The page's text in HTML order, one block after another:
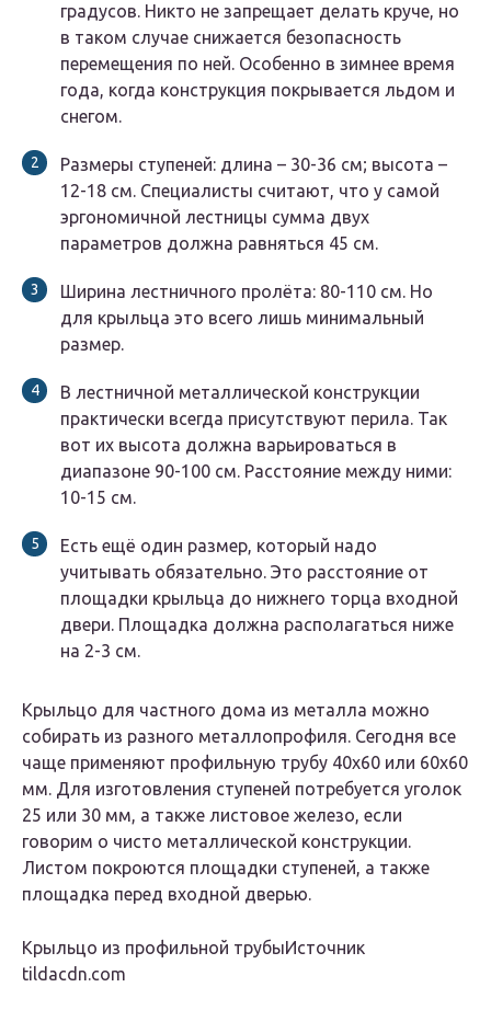
градусов. Никто не запрещает делать круче, но
в таком случае снижается безопасность
перемещения по ней. Особенно в зимнее время
года, когда конструкция покрывается льдом и
снегом.
Размеры ступеней: длина – 30-36 см; высота –
12-18 см. Специалисты считают, что у самой
эргономичной лестницы сумма двух
параметров должна равняться 45 см.
Ширина лестничного пролёта: 80-110 см. Но
для крыльца это всего лишь минимальный
размер.
В лестничной металлической конструкции
практически всегда присутствуют перила. Так
вот их высота должна варьироваться в
диапазоне 90-100 см. Расстояние между ними:
10-15 см.
Есть ещё один размер, который надо
учитывать обязательно. Это расстояние от
площадки крыльца до нижнего торца входной
двери. Площадка должна располагаться ниже
на 2-3 см.
Крыльцо для частного дома из металла можно
собирать из разного металлопрофиля. Сегодня все
чаще применяют профильную трубу 40х60 или 60х60
мм. Для изготовления ступеней потребуется уголок
25 или 30 мм, а также листовое железо, если
говорим о чисто металлической конструкции.
Листом покроются площадки ступеней, а также
площадка перед входной дверью.
Крыльцо из профильной трубыИсточник
tildacdn.com